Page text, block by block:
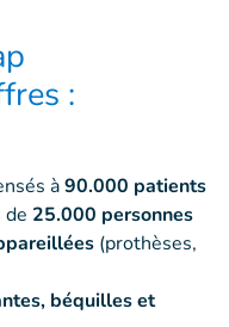
:
à90.000 patients
de 25.000 personnes
(prothèses,
béquilles et